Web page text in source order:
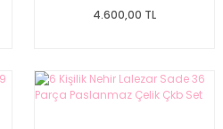
4.600,00 TL